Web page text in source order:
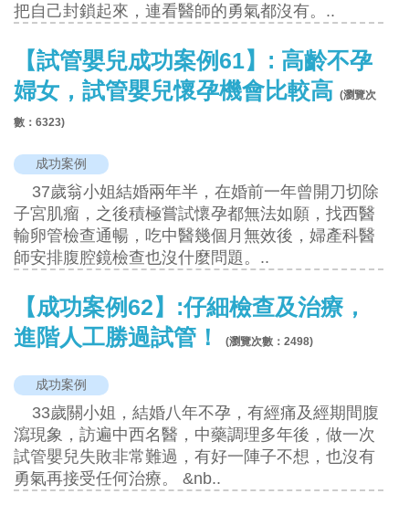
把自己封鎖起來，連看醫師的勇氣都沒有。..
【試管嬰兒成功案例61】: 高齡不孕
婦女，試管嬰兒懷孕機會比較高 (瀏覽次
數：6323)
成功案例
37歲翁小姐結婚兩年半，在婚前一年曾開刀切除
子宮肌瘤，之後積極嘗試懷孕都無法如願，找西醫
輸卵管檢查通暢，吃中醫幾個月無效後，婦產科醫
師安排腹腔鏡檢查也沒什麼問題。..
【成功案例62】:仔細檢查及治療，
進階人工勝過試管！
(瀏覽次數：2498)
成功案例
33歲關小姐，結婚八年不孕，有經痛及經期間腹
瀉現象，訪遍中西名醫，中藥調理多年後，做一次
試管嬰兒失敗非常難過，有好一陣子不想，也沒有
勇氣再接受任何治療。 &nb..